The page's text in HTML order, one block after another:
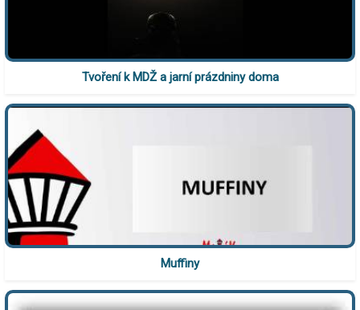
Tvoření k MDŽ a jarní prázdniny doma
Muffiny